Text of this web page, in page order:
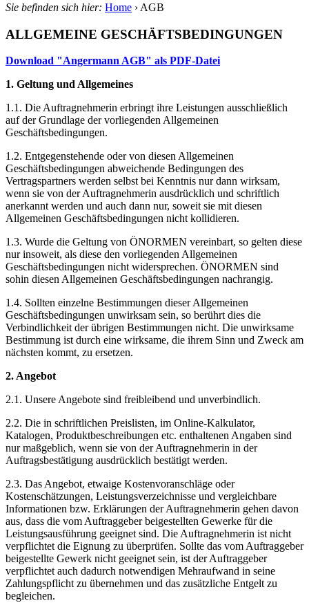
Sie befinden sich hier: Home › AGB
ALLGEMEINE GESCHÄFTSBEDINGUNGEN
Download "Angermann AGB" als PDF-Datei
1. Geltung und Allgemeines
1.1. Die Auftragnehmerin erbringt ihre Leistungen ausschließlich
auf der Grundlage der vorliegenden Allgemeinen
Geschäftsbedingungen.
1.2. Entgegenstehende oder von diesen Allgemeinen
Geschäftsbedingungen abweichende Bedingungen des
Vertragspartners werden selbst bei Kenntnis nur dann wirksam,
wenn sie von der Auftragnehmerin ausdrücklich und schriftlich
anerkannt werden und auch dann nur, soweit sie mit diesen
Allgemeinen Geschäftsbedingungen nicht kollidieren.
1.3. Wurde die Geltung von ÖNORMEN vereinbart, so gelten diese
nur insoweit, als diese den vorliegenden Allgemeinen
Geschäftsbedingungen nicht widersprechen. ÖNORMEN sind
sohin diesen Allgemeinen Geschäftsbedingungen nachrangig.
1.4. Sollten einzelne Bestimmungen dieser Allgemeinen
Geschäftsbedingungen unwirksam sein, so berührt dies die
Verbindlichkeit der übrigen Bestimmungen nicht. Die unwirksame
Bestimmung ist durch eine wirksame, die ihrem Sinn und Zweck am
nächsten kommt, zu ersetzen.
2. Angebot
2.1. Unsere Angebote sind freibleibend und unverbindlich.
2.2. Die in schriftlichen Preislisten, im Online-Kalkulator,
Katalogen, Produktbeschreibungen etc. enthaltenen Angaben sind
nur maßgeblich, wenn sie von der Auftragnehmerin in der
Auftragsbestätigung ausdrücklich bestätigt werden.
2.3. Das Angebot, etwaige Kostenvoranschläge oder
Kostenschätzungen, Leistungsverzeichnisse und vergleichbare
Informationen bzw. Erklärungen der Auftragnehmerin gehen davon
aus, dass die vom Auftraggeber beigestellten Gewerke für die
Leistungsausführung geeignet sind. Die Auftragnehmerin ist nicht
verpflichtet die Eignung zu überprüfen. Sollte das vom Auftraggeber
beigestellte Gewerk nicht geeignet sein, ist der Auftraggeber
verpflichtet auch dadurch notwendigen Mehraufwand in seine
Zahlungspflicht zu übernehmen und das zusätzliche Entgelt zu
begleichen.